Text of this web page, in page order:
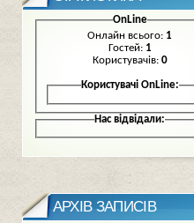
OnLine
Онлайн всього: 1
Гостей: 1
Користувачів: 0
Користувачі OnLine:
Нас відвідали:
АРХІВ ЗАПИСІВ